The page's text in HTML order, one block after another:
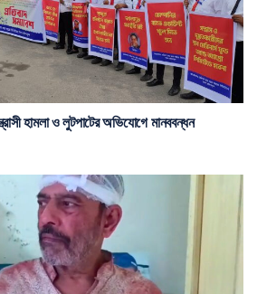
হামলা ও লুটপাটের অভিযোগে মানববন্ধন